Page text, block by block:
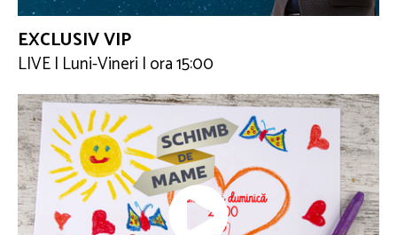
EXCLUSIV VIP
LIVE | Luni-Vineri | ora 15:00